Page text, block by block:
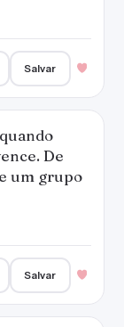
Salvar
De
um grupo
Salvar